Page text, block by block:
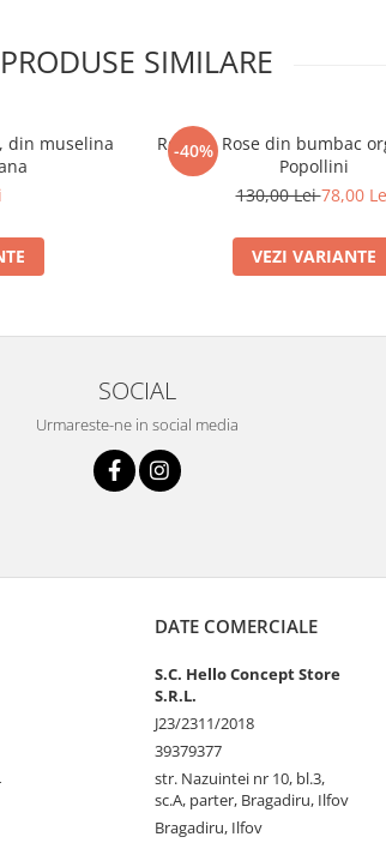
PRODUSE SIMILARE
din muselina
-40%
Rochita Rose din bumbac
Popollini
130,00 Lei78,00
VEZI VARIANTE
SOCIAL
Urmareste-ne in social media
DATE COMERCIALE
S.C. Hello Concept Store
S.R.L.
J23/2311/2018
39379377
str. Nazuintei nr 10, bl.3,
sc.A, parter, Bragadiru, Ilfov
Bragadiru, Ilfov